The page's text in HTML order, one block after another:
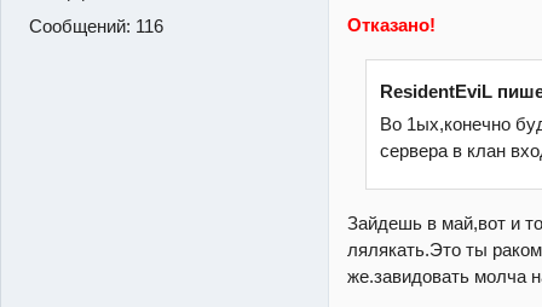
Сообщений: 116 Отказано!
ResidentEviL
Во 1ых,конечно
сервера в клан
Зайдешь в май,вот и
лялякать.Это ты
же.завидовать молча